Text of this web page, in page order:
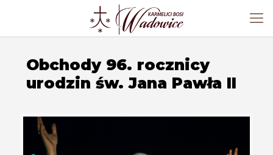
Obchody 96. rocznicy
urodzin św. Jana Pawła II